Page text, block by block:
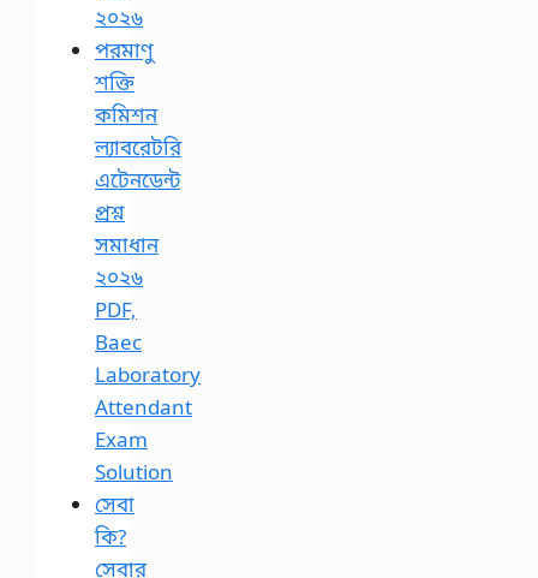
২০২৬
পরমাণু
শক্তি
কমিশন
ল্যাবরেটরি
এটেনডেন্ট
প্রশ্ন
সমাধান
২০২৬
PDF,
Baec
Laboratory
Attendant
Exam
Solution
সেবা
কি?
সেবার